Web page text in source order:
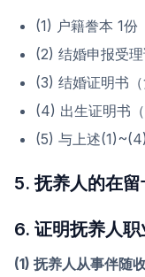
(1) 户籍誊本 1份
(2) 结婚申报受
(3) 结婚证明书
(4) 出生证明书
(5) 与上述
5. 抚养人的在
6. 证明抚养人
(1) 抚养人从事伴随